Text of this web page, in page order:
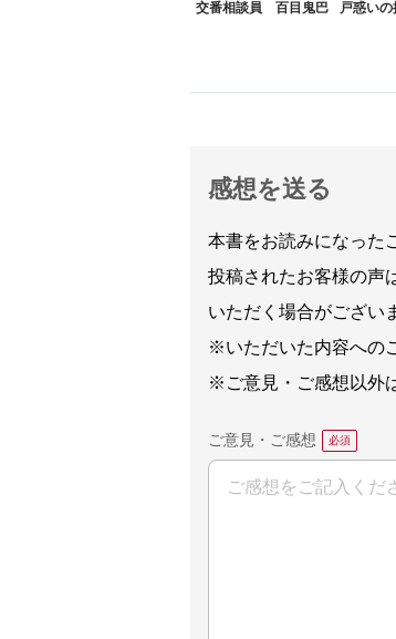
交番相談員 百目鬼巴 戸惑い
感想を送る
本書をお読みになった
投稿されたお客様の声
いただく場合がござい
※いただいた内容への
※ご意見・ご感想以外
ご意見・ご感想